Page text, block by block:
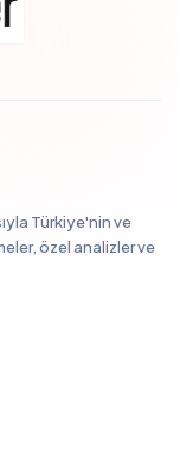
Türkiye'nin ve
özel analizler ve